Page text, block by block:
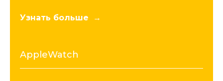
Узнать больше
AppleWatch